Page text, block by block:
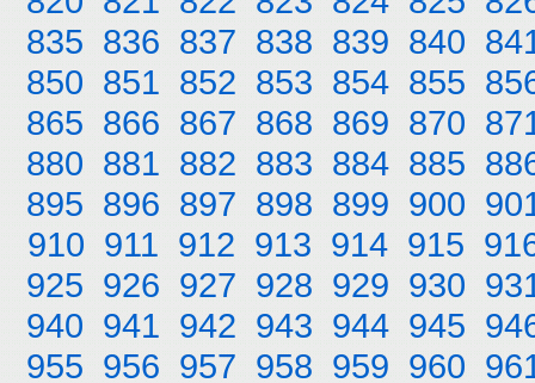
835 836 837 838 839 840
850 851 852 853 854 855
865 866 867 868 869 870
880 881 882 883 884 885
895 896 897 898 899 900
910 911 912 913 914 915
925 926 927 928 929 930
940 941 942 943 944 945
955 956 957 958 959 960